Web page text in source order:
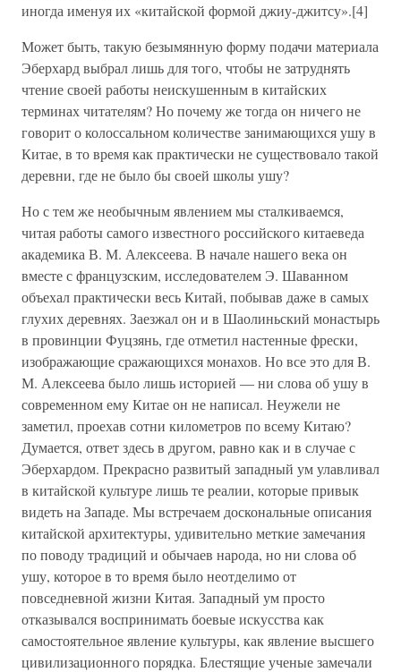
иногда именуя их «китайской формой джиу-джитсу».[4]
Может быть, такую безымянную форму подачи материала
Эберхард выбрал лишь для того, чтобы не затруднять
чтение своей работы неискушенным в китайских
терминах читателям? Но почему же тогда он ничего не
говорит о колоссальном количестве занимающихся ушу в
Китае, в то время как практически не существовало такой
деревни, где не было бы своей школы ушу?
Но с тем же необычным явлением мы сталкиваемся,
читая работы самого известного российского китаеведа
академика В. М. Алексеева. В начале нашего века он
вместе с французским, исследователем Э. Шаванном
объехал практически весь Китай, побывав даже в самых
глухих деревнях. Заезжал он и в Шаолиньский монастырь
в провинции Фуцзянь, где отметил настенные фрески,
изображающие сражающихся монахов. Но все это для В.
М. Алексеева было лишь историей — ни слова об ушу в
современном ему Китае он не написал. Неужели не
заметил, проехав сотни километров по всему Китаю?
Думается, ответ здесь в другом, равно как и в случае с
Эберхардом. Прекрасно развитый западный ум улавливал
в китайской культуре лишь те реалии, которые привык
видеть на Западе. Мы встречаем доскональные описания
китайской архитектуры, удивительно меткие замечания
по поводу традиций и обычаев народа, но ни слова об
ушу, которое в то время было неотделимо от
повседневной жизни Китая. Западный ум просто
отказывался воспринимать боевые искусства как
самостоятельное явление культуры, как явление высшего
цивилизационного порядка. Блестящие ученые замечали